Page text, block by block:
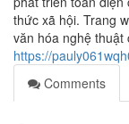
thức xã hội. Trang
văn hóa nghệ
https://
Comments